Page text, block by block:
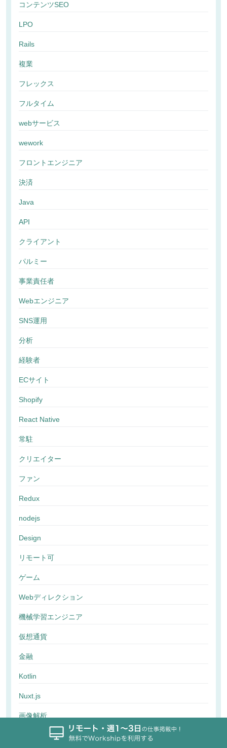
コンテンツSEO
LPO
Rails
複業
フレックス
フルタイム
webサービス
wework
フロントエンジニア
決済
Java
API
クライアント
パルミー
事業責任者
Webエンジニア
SNS運用
分析
経験者
ECサイト
Shopify
React Native
常駐
クリエイター
ファン
Redux
nodejs
Design
リモート可
ゲーム
Webディレクション
機械学習エンジニア
仮想通貨
金融
Kotlin
Nuxt.js
画像解析